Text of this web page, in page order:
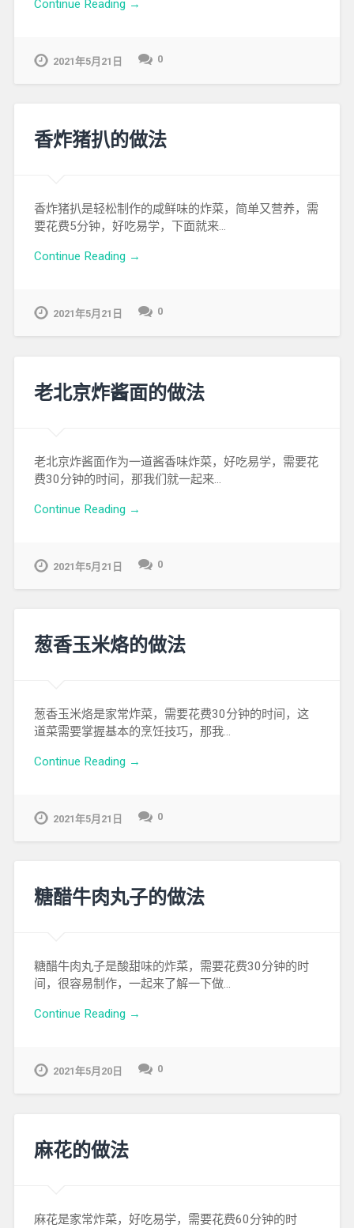
Continue Reading →
2021年5月21日 0
香炸猪扒的做法
香炸猪扒是轻松制作的咸鲜味的炸菜，简单又营养，需
要花费5分钟，好吃易学，下面就来…
Continue Reading →
2021年5月21日 0
老北京炸酱面的做法
老北京炸酱面作为一道酱香味炸菜，好吃易学，需要花
费30分钟的时间，那我们就一起来…
Continue Reading →
2021年5月21日 0
葱香玉米烙的做法
葱香玉米烙是家常炸菜，需要花费30分钟的时间，这
道菜需要掌握基本的烹饪技巧，那我…
Continue Reading →
2021年5月21日 0
糖醋牛肉丸子的做法
糖醋牛肉丸子是酸甜味的炸菜，需要花费30分钟的时
间，很容易制作，一起来了解一下做…
Continue Reading →
2021年5月20日 0
麻花的做法
麻花是家常炸菜，好吃易学，需要花费60分钟的时